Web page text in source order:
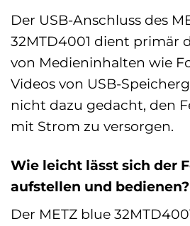
Der USB-Anschluss des
32MTD4001 dient primär
von Medieninhalten wie
Videos von USB-
nicht dazu gedacht, den
mit Strom zu versorgen.
Wie leicht lässt sich der
aufstellen und bedienen?
Der METZ blue